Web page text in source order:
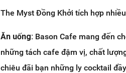
The Myst Đồng Khởi tích hợp
Ăn uống: Bason Cafe mang đến
những tách cafe đậm vị, chất
chiêu đãi bạn những ly cocktail